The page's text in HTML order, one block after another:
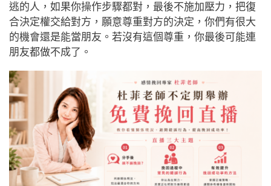
逃的人，如果你操作步驟都對，最後不施加壓力，把復
合決定權交給對方，願意尊重對方的決定，你們有很大
的機會還是能當朋友。若沒有這個尊重，你最後可能連
朋友都做不成了。